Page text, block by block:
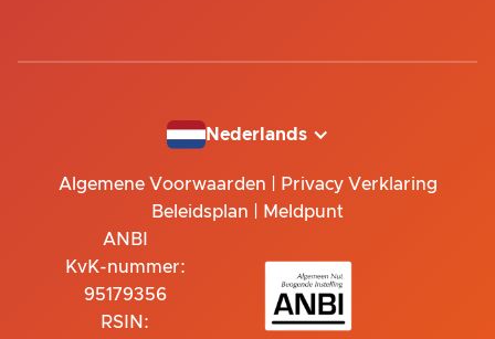
Nederlands
Algemene Voorwaarden
Privacy Verklaring
Beleidsplan
Meldpunt
ANBI
KvK-nummer:
95179356
RSIN: